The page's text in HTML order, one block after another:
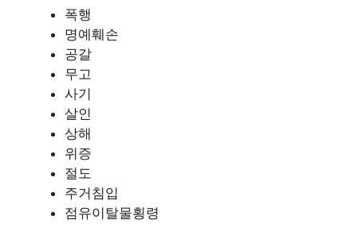
폭행
명예훼손
공갈
무고
사기
살인
상해
위증
절도
주거침입
점유이탈물횡령